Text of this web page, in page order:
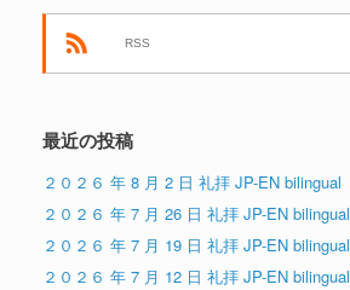
RSS
最近の投稿
２０２６ 年 8 月 2 日 礼拝 JP-EN bilingual
２０２６ 年 7 月 26 日 礼拝 JP-EN bilingual
２０２６ 年 7 月 19 日 礼拝 JP-EN bilingual
２０２６ 年 7 月 12 日 礼拝 JP-EN bilingual